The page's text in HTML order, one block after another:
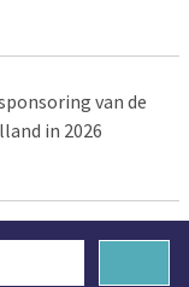
van de
in 2026